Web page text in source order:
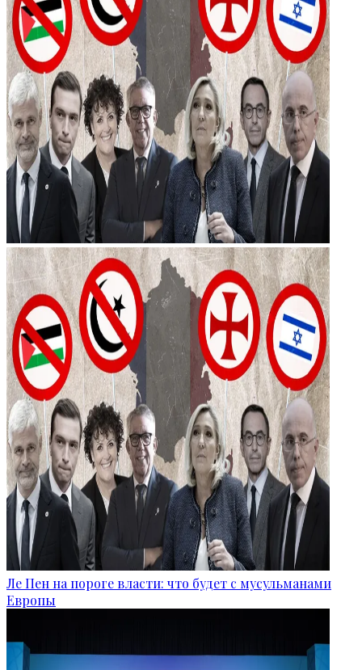
Ле Пен на пороге власти: что будет с мусульманами
Европы